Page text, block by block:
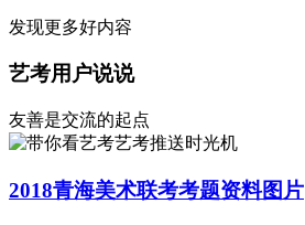
发现更多好内容
艺考用户说说
友善是交流的起点
艺考推送时光机
2018青海美术联考考题资料图片